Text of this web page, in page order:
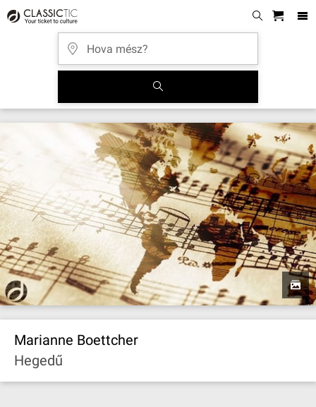
Marianne Boettcher
Hegedű